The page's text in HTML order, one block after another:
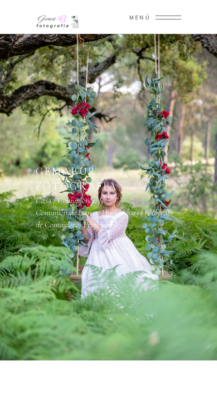
MENÚ
GEMABUR
FOTOGRAFÍA
Casa/Comuniones/
Comunión de Izan en Huelva 2025 | Fotógrafo
de Comuniones Profesional